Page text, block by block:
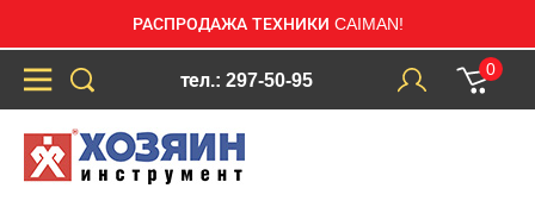
РАСПРОДАЖА ТЕХНИКИ CAIMAN!
тел.: 297-50-95
0